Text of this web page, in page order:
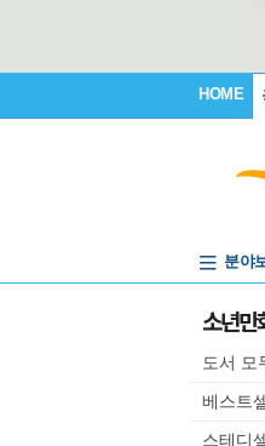
HOME
분야
소년만
도서 모
베스트
스테디